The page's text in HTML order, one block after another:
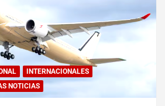
INTERNACIONALES
NOTICIAS